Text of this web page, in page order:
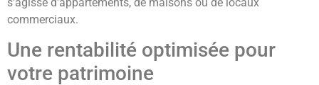
commerciaux.
Une rentabilité optimisée pour
votre patrimoine